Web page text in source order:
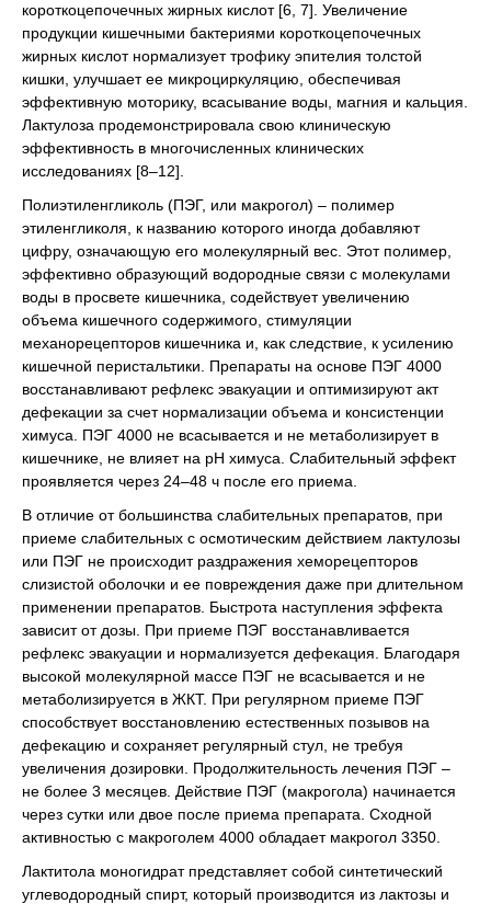
короткоцепочечных жирных кислот [6, 7]. Увеличение
продукции кишечными бактериями короткоцепочечных
жирных кислот нормализует трофику эпителия толстой
кишки, улучшает ее микроциркуляцию, обеспечивая
эффективную моторику, всасывание воды, магния и кальция.
Лактулоза продемонстрировала свою клиническую
эффективность в многочисленных клинических
исследованиях [8–12].
Полиэтиленгликоль (ПЭГ, или макрогол) – полимер
этиленгликоля, к названию которого иногда добавляют
цифру, означающую его молекулярный вес. Этот полимер,
эффективно образующий водородные связи с молекулами
воды в просвете кишечника, содействует увеличению
объема кишечного содержимого, стимуляции
механорецепторов кишечника и, как следствие, к усилению
кишечной перистальтики. Препараты на основе ПЭГ 4000
восстанавливают рефлекс эвакуации и оптимизируют акт
дефекации за счет нормализации объема и консистенции
химуса. ПЭГ 4000 не всасывается и не метаболизирует в
кишечнике, не влияет на pH химуса. Слабительный эффект
проявляется через 24–48 ч после его приема.
В отличие от большинства слабительных препаратов, при
приеме слабительных с осмотическим действием лактулозы
или ПЭГ не происходит раздражения хеморецепторов
слизистой оболочки и ее повреждения даже при длительном
применении препаратов. Быстрота наступления эффекта
зависит от дозы. При приеме ПЭГ восстанавливается
рефлекс эвакуации и нормализуется дефекация. Благодаря
высокой молекулярной массе ПЭГ не всасывается и не
метаболизируется в ЖКТ. При регулярном приеме ПЭГ
способствует восстановлению естественных позывов на
дефекацию и сохраняет регулярный стул, не требуя
увеличения дозировки. Продолжительность лечения ПЭГ –
не более 3 месяцев. Действие ПЭГ (макрогола) начинается
через сутки или двое после приема препарата. Сходной
активностью с макроголем 4000 обладает макрогол 3350.
Лактитола моногидрат представляет собой синтетический
углеводородный спирт, который производится из лактозы и